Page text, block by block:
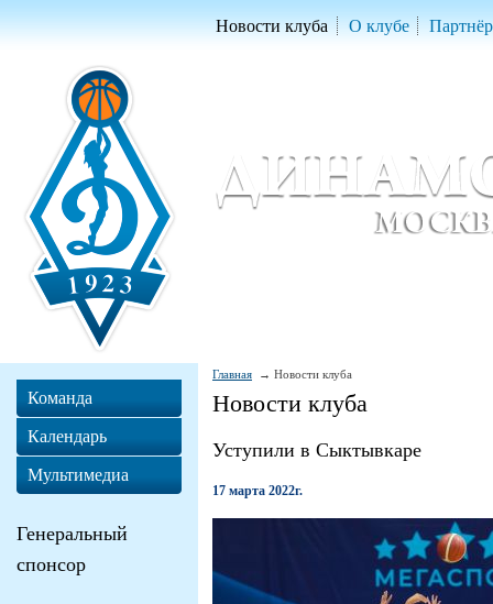
Новости клуба О клубе
Главная Новости клуба
Новости клуба
Уступили в Сыктывкаре
17 марта 2022г.
Команда
Календарь
Мультимедиа
Генеральный
спонсор